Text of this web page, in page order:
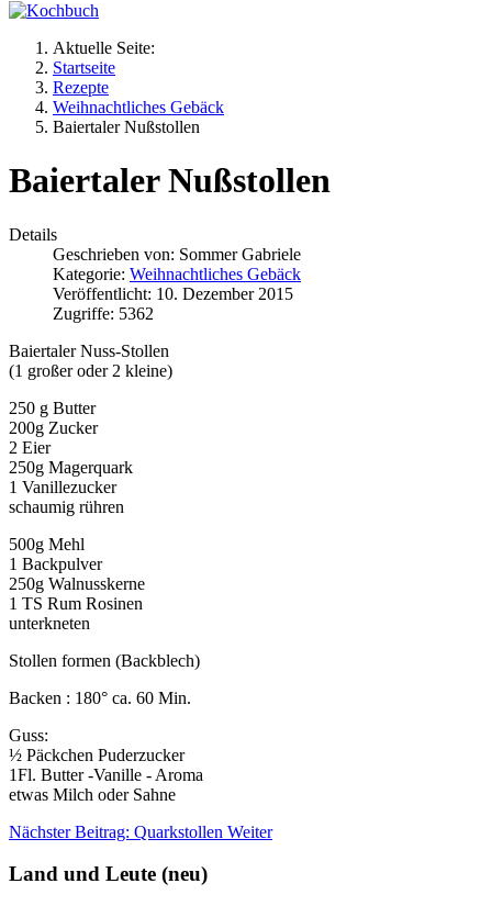
Aktuelle Seite:
Startseite
Rezepte
Weihnachtliches Gebäck
Baiertaler Nußstollen
Baiertaler Nußstollen
Details
Geschrieben von: Sommer Gabriele
Kategorie: Weihnachtliches Gebäck
Veröffentlicht: 10. Dezember 2015
Zugriffe: 5362
Baiertaler Nuss-Stollen
(1 großer oder 2 kleine)
250 g Butter
200g Zucker
2 Eier
250g Magerquark
1 Vanillezucker
schaumig rühren
500g Mehl
1 Backpulver
250g Walnusskerne
1 TS Rum Rosinen
unterkneten
Stollen formen (Backblech)
Backen : 180° ca. 60 Min.
Guss:
½ Päckchen Puderzucker
1Fl. Butter -Vanille - Aroma
etwas Milch oder Sahne
Nächster Beitrag: Quarkstollen Weiter
Land und Leute (neu)